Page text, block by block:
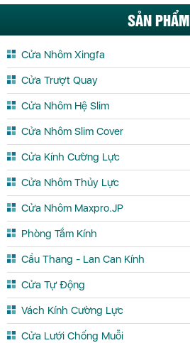
SẢN PHẨM
Cửa Nhôm Xingfa
Cửa Trượt Quay
Cửa Nhôm Hệ Slim
Cửa Nhôm Slim Cover
Cửa Kính Cường Lực
Cửa Nhôm Thủy Lực
Cửa Nhôm Maxpro.JP
Phòng Tắm Kính
Cầu Thang - Lan Can Kính
Cửa Tự Động
Vách Kính Cường Lực
Cửa Lưới Chống Muỗi